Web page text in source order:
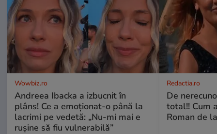
Wowbiz.ro
Andreea Ibacka a izbucnit în
plâns! Ce a emoționat-o până la
lacrimi pe vedetă: „Nu-mi mai e
rușine să fiu vulnerabilă”
Redactia.ro
De
total!! Cum
Roman de